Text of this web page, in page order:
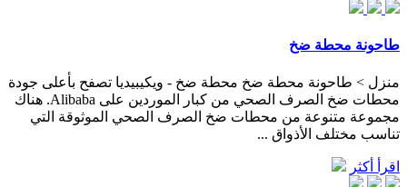
طاحونة محطة ضخ
منزل > طاحونة محطة ضخ محطة ضخ - ويكيبيديا تصفح بأعلى جودة
محطات ضخ الصرف الصحي من كبار الموردين على Alibaba. هناك
مجموعة متنوعة من محطات ضخ الصرف الصحي الموثوقة التي
تناسب مختلف الأذواق ...
اقرأ أكثر